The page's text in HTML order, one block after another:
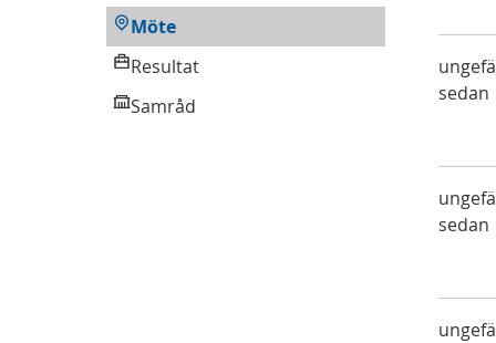
MöteMöte
Resultat
Resultat
Samråd
Samråd
sedan
sedan